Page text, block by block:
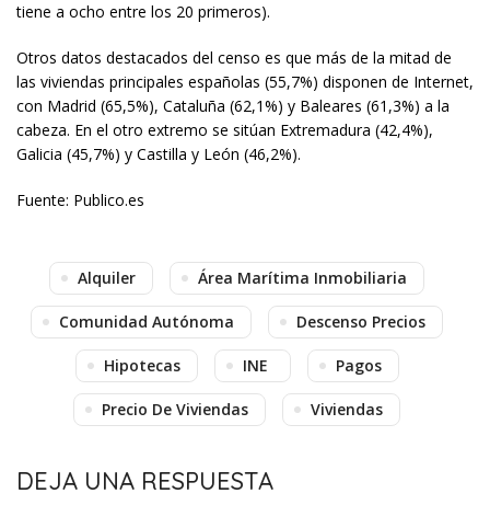
tiene a ocho entre los 20 primeros).
Otros datos destacados del censo es que más de la mitad de
las viviendas principales españolas (55,7%) disponen de Internet,
con Madrid (65,5%), Cataluña (62,1%) y Baleares (61,3%) a la
cabeza. En el otro extremo se sitúan Extremadura (42,4%),
Galicia (45,7%) y Castilla y León (46,2%).
Fuente: Publico.es
Alquiler Área Marítima Inmobiliaria
Comunidad Autónoma Descenso Precios
Hipotecas INE Pagos
Precio De Viviendas Viviendas
DEJA UNA RESPUESTA